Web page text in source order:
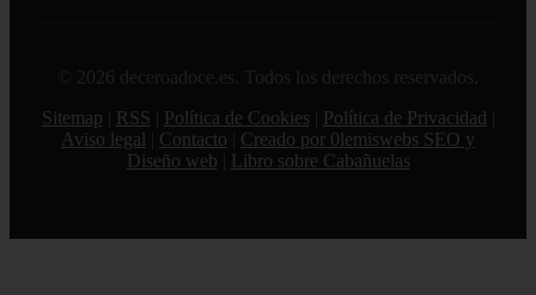
© 2026 deceroadoce.es. Todos los derechos reservados.
Sitemap
RSS Política de Cookies Política de Privacidad
Aviso legal
Contacto
Creado por 0lemiswebs SEO y
Diseño web
Libro sobre Cabañuelas